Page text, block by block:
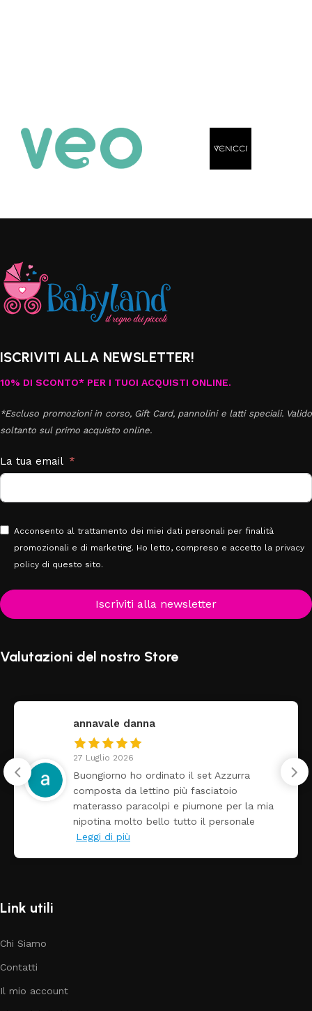
ISCRIVITI ALLA NEWSLETTER!
10% DI SCONTO* PER I TUOI ACQUISTI ONLINE.
*Escluso promozioni in corso, Gift Card, pannolini e latti speciali. Valido
soltanto sul primo acquisto online.
La tua email
Acconsento al trattamento dei miei dati personali per finalità
promozionali e di marketing. Ho letto, compreso e accetto la privacy
policy di questo sito.
Iscriviti alla newsletter
Valutazioni del nostro Store
annavale danna
27 Luglio 2026
Buongiorno ho ordinato il set Azzurra
composta da lettino più fasciatoio
materasso paracolpi e piumone per la mia
nipotina molto bello tutto il personale
Link utili
Chi Siamo
Contatti
Il mio account